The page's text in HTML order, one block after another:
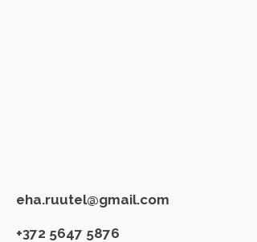
eha.ruutel@gmail.com
+372 5647 5876